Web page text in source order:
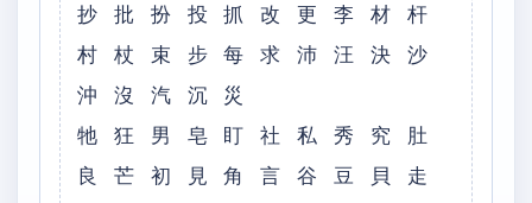
抄 批 扮 投 抓 改 更 李 材 杆
村 杖 束 步 每 求 沛 汪 決 沙
沖 沒 汽 沉 災
牠 狂 男 皂 盯 社 私 秀 究 肚
良 芒 初 見 角 言 谷 豆 貝 走